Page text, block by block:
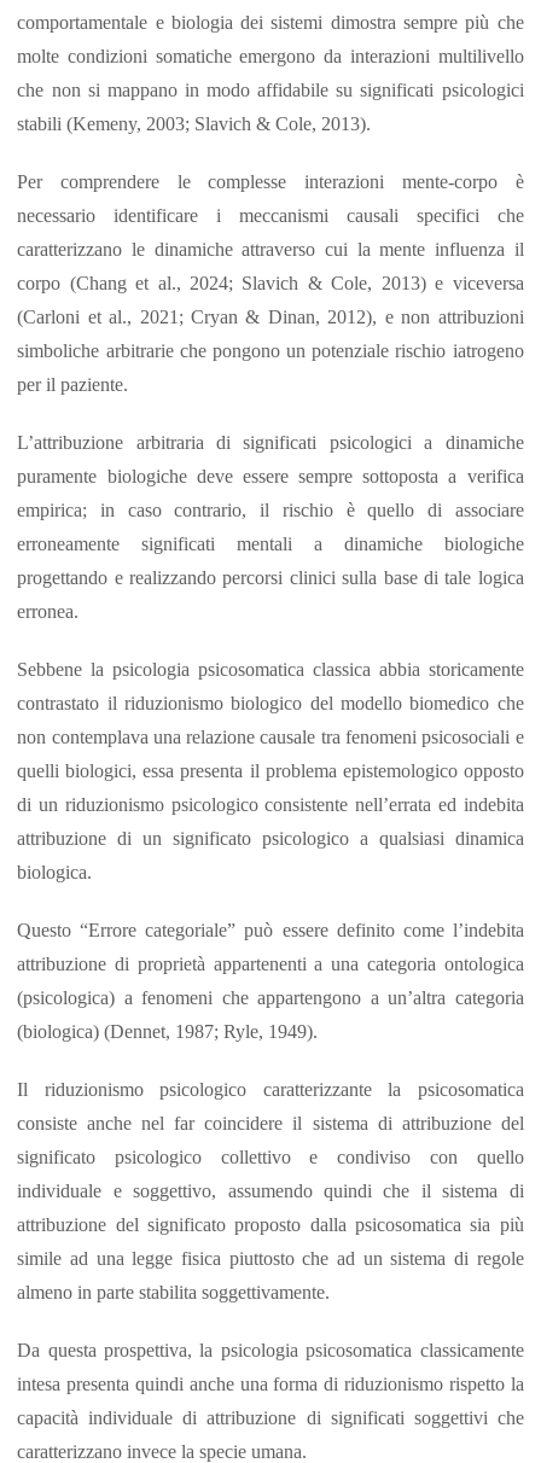
comportamentale e biologia dei sistemi dimostra sempre più che
molte condizioni somatiche emergono da interazioni multilivello
che non si mappano in modo affidabile su significati psicologici
stabili (Kemeny, 2003; Slavich & Cole, 2013).
Per comprendere le complesse interazioni mente-corpo è
necessario identificare i meccanismi causali specifici che
caratterizzano le dinamiche attraverso cui la mente influenza il
corpo (Chang et al., 2024; Slavich & Cole, 2013) e viceversa
(Carloni et al., 2021; Cryan & Dinan, 2012), e non attribuzioni
simboliche arbitrarie che pongono un potenziale rischio iatrogeno
per il paziente.
L’attribuzione arbitraria di significati psicologici a dinamiche
puramente biologiche deve essere sempre sottoposta a verifica
empirica; in caso contrario, il rischio è quello di associare
erroneamente significati mentali a dinamiche biologiche
progettando e realizzando percorsi clinici sulla base di tale logica
erronea.
Sebbene la psicologia psicosomatica classica abbia storicamente
contrastato il riduzionismo biologico del modello biomedico che
non contemplava una relazione causale tra fenomeni psicosociali e
quelli biologici, essa presenta il problema epistemologico opposto
di un riduzionismo psicologico consistente nell’errata ed indebita
attribuzione di un significato psicologico a qualsiasi dinamica
biologica.
Questo “Errore categoriale” può essere definito come l’indebita
attribuzione di proprietà appartenenti a una categoria ontologica
(psicologica) a fenomeni che appartengono a un’altra categoria
(biologica) (Dennet, 1987; Ryle, 1949).
Il riduzionismo psicologico caratterizzante la psicosomatica
consiste anche nel far coincidere il sistema di attribuzione del
significato psicologico collettivo e condiviso con quello
individuale e soggettivo, assumendo quindi che il sistema di
attribuzione del significato proposto dalla psicosomatica sia più
simile ad una legge fisica piuttosto che ad un sistema di regole
almeno in parte stabilita soggettivamente.
Da questa prospettiva, la psicologia psicosomatica classicamente
intesa presenta quindi anche una forma di riduzionismo rispetto la
capacità individuale di attribuzione di significati soggettivi che
caratterizzano invece la specie umana.